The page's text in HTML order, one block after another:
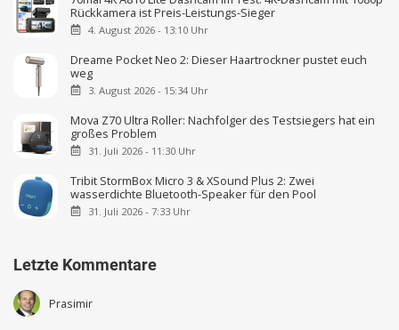
Rückkamera ist Preis-Leistungs-Sieger
4. August 2026 - 13:10 Uhr
Dreame Pocket Neo 2: Dieser Haartrockner pustet euch
weg
3. August 2026 - 15:34 Uhr
Mova Z70 Ultra Roller: Nachfolger des Testsiegers hat ein
großes Problem
31. Juli 2026 - 11:30 Uhr
Tribit StormBox Micro 3 & XSound Plus 2: Zwei
wasserdichte Bluetooth-Speaker für den Pool
31. Juli 2026 - 7:33 Uhr
Letzte Kommentare
Prasimir